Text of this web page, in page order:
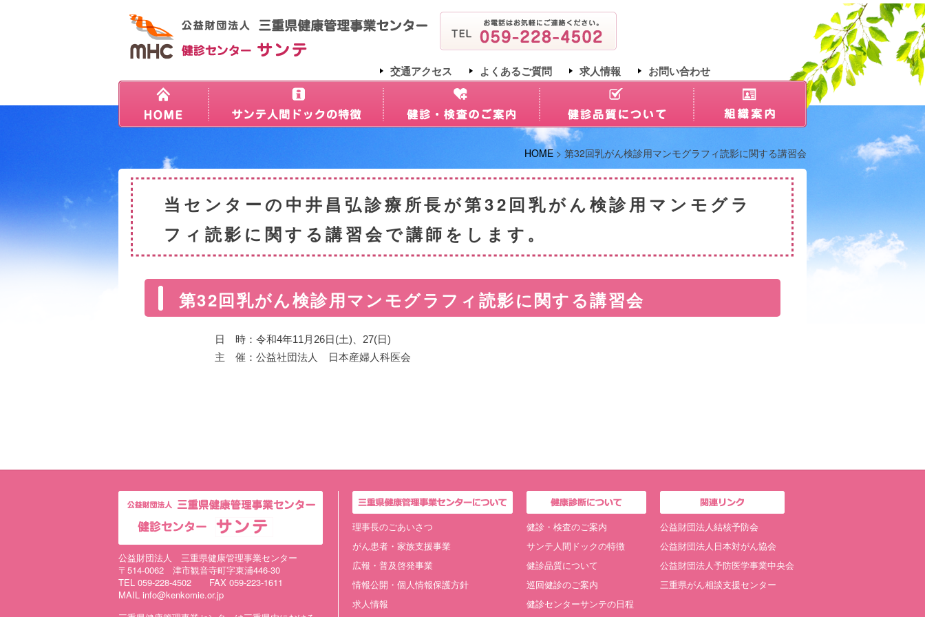
交通アクセス よくあるご質問 求人情報 お問い合わせ
HOME> 第32回乳がん検診用マンモグラフィ読影に関する講習会
当センターの中井昌弘診療所長が第32回乳がん検診用マンモグラ
フィ読影に関する講習会で講師をします。
第32回乳がん検診用マンモグラフィ読影に関する講習会
日 時：令和4年11月26日(土)、27(日)
主 催：公益社団法人 日本産婦人科医会
公益財団法人 三重県健康管理事業センター
〒514-0062 津市観音寺町字東浦446-30
TEL 059-228-4502 FAX 059-223-1611
MAIL info@kenkomie.or.jp
理事長のごあいさつ
がん患者・家族支援事業
広報・普及啓発事業
情報公開・個人情報保護方針
求人情報
健診・検査のご案内
サンテ人間ドックの特徴
健診品質について
巡回健診のご案内
健診センターサンテの日程
公益財団法人結核予防会
公益財団法人日本対がん協会
公益財団法人予防医学事業中央会
三重県がん相談支援センター